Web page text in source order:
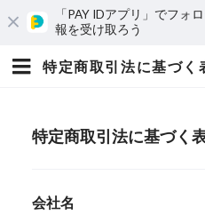
「PAY IDアプリ」でフォ
報を受け取ろう
特定商取引法に基づく
会社名